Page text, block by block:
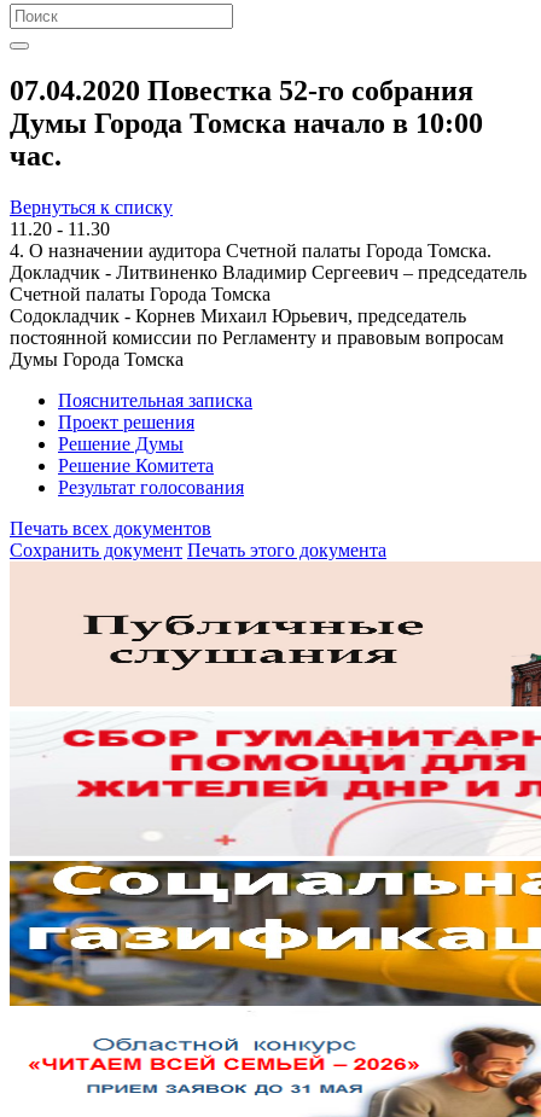
07.04.2020 Повестка 52-го собрания
Думы Города Томска начало в 10:00
час.
Вернуться к списку
11.20 - 11.30
4. О назначении аудитора Счетной палаты Города Томска.
Докладчик - Литвиненко Владимир Сергеевич – председатель
Счетной палаты Города Томска
Содокладчик - Корнев Михаил Юрьевич, председатель
постоянной комиссии по Регламенту и правовым вопросам
Думы Города Томска
Пояснительная записка
Проект решения
Решение Думы
Решение Комитета
Результат голосования
Печать всех документов
Сохранить документ Печать этого документа